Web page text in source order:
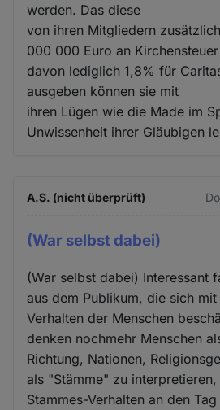
werden. Das diese
von ihren Mitgliedern
000 000 Euro an
davon lediglich 1,8% für
ausgeben können sie mit
ihren Lügen wie die Made im
Unwissenheit ihrer Gläubigen
A.S. (nicht überprüft)
(War selbst dabei)
(War selbst dabei) Interessant
aus dem Publikum, die sich
Verhalten der Menschen
denken nochmehr Menschen
Richtung, Nationen,
als "Stämme" zu
Stammes-Verhalten an den